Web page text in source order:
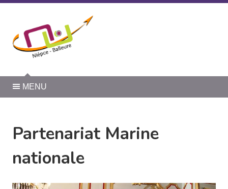
MENU
Partenariat Marine
nationale
Panneau de gestion des cookies